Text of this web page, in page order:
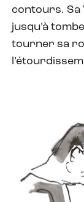
contours. Sa
jusqu’à
tourner sa